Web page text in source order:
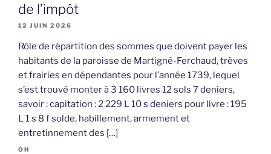
de l’impôt
12 JUIN 2026
Rôle de répartition des sommes que doivent payer les
habitants de la paroisse de Martigné-Ferchaud, trèves
et frairies en dépendantes pour l’année 1739, lequel
s’est trouvé monter à 3 160 livres 12 sols 7 deniers,
savoir : capitation : 2 229 L 10 s deniers pour livre : 195
L 1 s 8 f solde, habillement, armement et
entretinnement des […]
OH